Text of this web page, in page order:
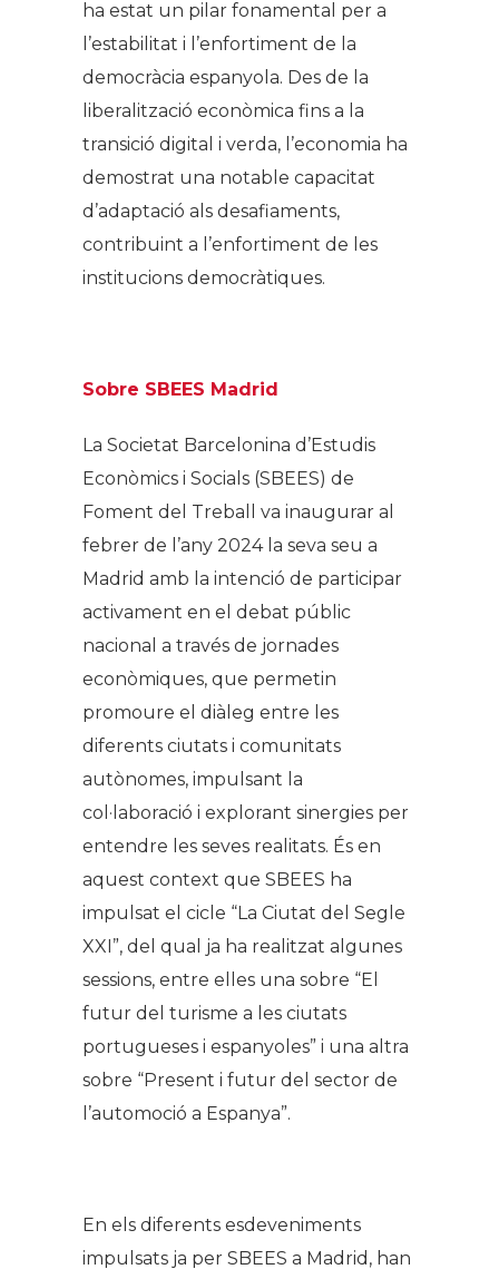
ha estat un pilar fonamental per a
l’estabilitat i l’enfortiment de la
democràcia espanyola. Des de la
liberalització econòmica fins a la
transició digital i verda, l’economia ha
demostrat una notable capacitat
d’adaptació als desafiaments,
contribuint a l’enfortiment de les
institucions democràtiques.
Sobre SBEES Madrid
La Societat Barcelonina d’Estudis
Econòmics i Socials (SBEES) de
Foment del Treball va inaugurar al
febrer de l’any 2024 la seva seu a
Madrid amb la intenció de participar
activament en el debat públic
nacional a través de jornades
econòmiques, que permetin
promoure el diàleg entre les
diferents ciutats i comunitats
autònomes, impulsant la
col·laboració i explorant sinergies per
entendre les seves realitats. És en
aquest context que SBEES ha
impulsat el cicle “La Ciutat del Segle
XXI”, del qual ja ha realitzat algunes
sessions, entre elles una sobre “El
futur del turisme a les ciutats
portugueses i espanyoles” i una altra
sobre “Present i futur del sector de
l’automoció a Espanya”.
En els diferents esdeveniments
impulsats ja per SBEES a Madrid, han